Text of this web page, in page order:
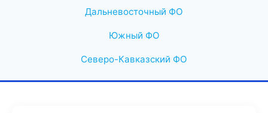
Дальневосточный ФО
Южный ФО
Северо-Кавказский ФО